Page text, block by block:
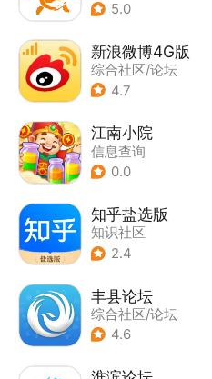
5.0
新浪微博4G版
综合社区/论坛
4.7
江南小院
信息查询
0.0
知乎盐选版
知识社区
| 综合社区/论坛
2.4
丰县论坛
综合社区/论坛
4.6